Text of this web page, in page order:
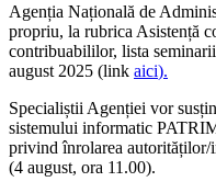
Agenția Națională de
propriu, la rubrica Asistență
contribuabililor, lista
august 2025 (link aici).
Specialiștii Agenției vor
sistemului informatic
privind înrolarea
(4 august, ora 11.00).